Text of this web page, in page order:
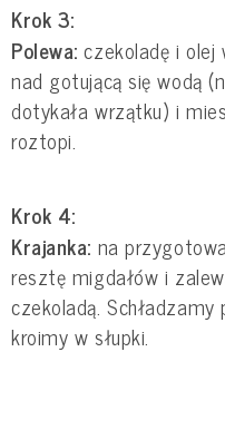
Krok 3:
Polewa: czekoladę i olej
nad gotującą się wodą
dotykała wrzątku) i
roztopi.
Krok 4:
Krajanka: na
resztę migdałów i
czekoladą.
kroimy w słupki.